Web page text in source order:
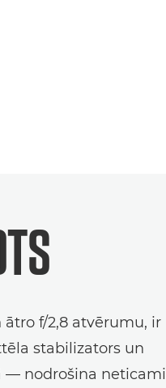
ātro f/2,8 atvērumu, ir
stabilizators un
— nodrošina neticami